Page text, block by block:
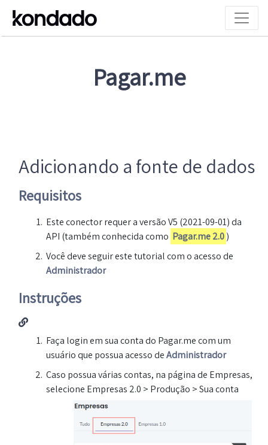
Pagar.me
Adicionando a fonte de dados
Requisitos
Este conector requer a versão V5 (2021-09-01) da
API (também conhecida como Pagar.me 2.0)
Você deve seguir este tutorial com o acesso de
Administrador
Instruções
Faça login em sua conta do Pagar.me com um
usuário que possua acesso deAdministrador
Caso possua várias contas, na página de Empresas,
selecione Empresas 2.0 > Produção > Sua conta